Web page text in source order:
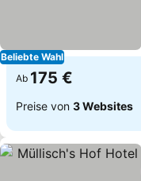
Beliebte Wahl
Ab 175 €
Preise von 3 Websites